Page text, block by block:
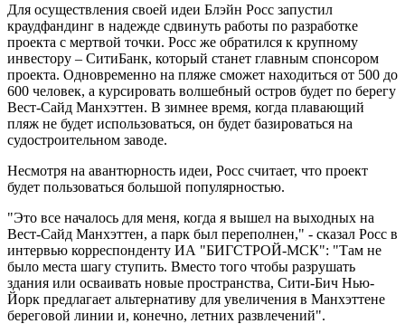
Для осуществления своей идеи Блэйн Росс запустил
краудфандинг в надежде сдвинуть работы по разработке
проекта с мертвой точки. Росс же обратился к крупному
инвестору – СитиБанк, который станет главным спонсором
проекта. Одновременно на пляже сможет находиться от 500 до
600 человек, а курсировать волшебный остров будет по берегу
Вест-Сайд Манхэттен. В зимнее время, когда плавающий
пляж не будет использоваться, он будет базироваться на
судостроительном заводе.
Несмотря на авантюрность идеи, Росс считает, что проект
будет пользоваться большой популярностью.
"Это все началось для меня, когда я вышел на выходных на
Вест-Сайд Манхэттен, а парк был переполнен," - сказал Росс в
интервью корреспонденту ИА "БИГСТРОЙ-МСК": "Там не
было места шагу ступить. Вместо того чтобы разрушать
здания или осваивать новые пространства, Сити-Бич Нью-
Йорк предлагает альтернативу для увеличения в Манхэттене
береговой линии и, конечно, летних развлечений".